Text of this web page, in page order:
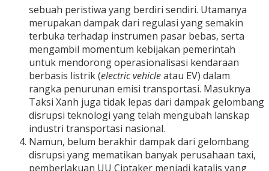
sebuah peristiwa yang berdiri sendiri. Utamanya
merupakan dampak dari regulasi yang semakin
terbuka terhadap instrumen pasar bebas, serta
mengambil momentum kebijakan pemerintah
untuk mendorong operasionalisasi kendaraan
berbasis listrik (electric vehicleatau EV) dalam
rangka penurunan emisi transportasi. Masuknya
Taksi Xanh juga tidak lepas dari dampak gelombang
disrupsi teknologi yang telah mengubah lanskap
industri transportasi nasional.
Namun, belum berakhir dampak dari gelombang
disrupsi yang mematikan banyak perusahaan taxi,
pemberlakuan UU Ciptaker menjadi katalis yang